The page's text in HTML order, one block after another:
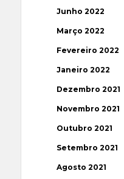
Junho 2022
Março 2022
Fevereiro 2022
Janeiro 2022
Dezembro 2021
Novembro 2021
Outubro 2021
Setembro 2021
Agosto 2021